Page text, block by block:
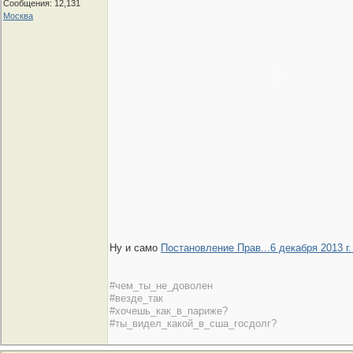
Сообщения: 12,131
Москва
Ну и само Постановление Прав...6 декабря 2013
#чем_ты_не_доволен
#везде_так
#хочешь_как_в_париже?
#ты_видел_какой_в_сша_госдолг?